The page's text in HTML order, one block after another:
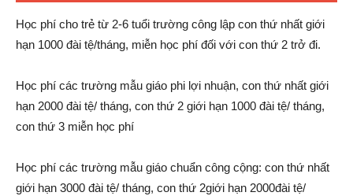
Học phí cho trẻ từ 2-6 tuổi trường công lập con thứ nhất giới
hạn 1000 đài tệ/tháng, miễn học phí đối với con thứ 2 trở đi.
Học phí các trường mẫu giáo phi lợi nhuận, con thứ nhất giới
hạn 2000 đài tệ/ tháng, con thứ 2 giới hạn 1000 đài tệ/ tháng,
con thứ 3 miễn học phí
Học phí các trường mẫu giáo chuẩn công cộng: con thứ nhất
giới hạn 3000 đài tệ/ tháng, con thứ 2giới hạn 2000đài tệ/